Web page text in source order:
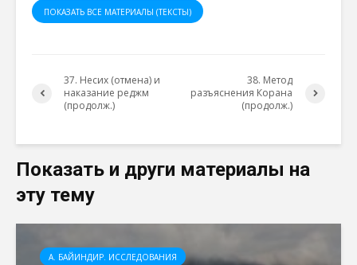
ПОКАЗАТЬ ВСЕ МАТЕРИАЛЫ (ТЕКСТЫ)
37. Несих (отмена) и
наказание реджм
(продолж.)
38. Метод
разъяснения Корана
(продолж.)
Показать и други материалы на
эту тему
А. БАЙИНДИР. ИССЛЕДОВАНИЯ